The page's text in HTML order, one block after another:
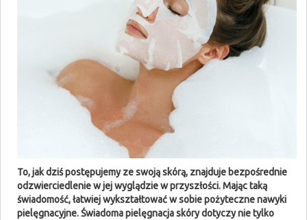
To, jak dziś postępujemy ze swoją skórą, znajduje bezpośrednie
odzwierciedlenie w jej wyglądzie w przyszłości. Mając taką
świadomość, łatwiej wykształtować w sobie pożyteczne nawyki
pielęgnacyjne. Świadoma pielęgnacja skóry dotyczy nie tylko